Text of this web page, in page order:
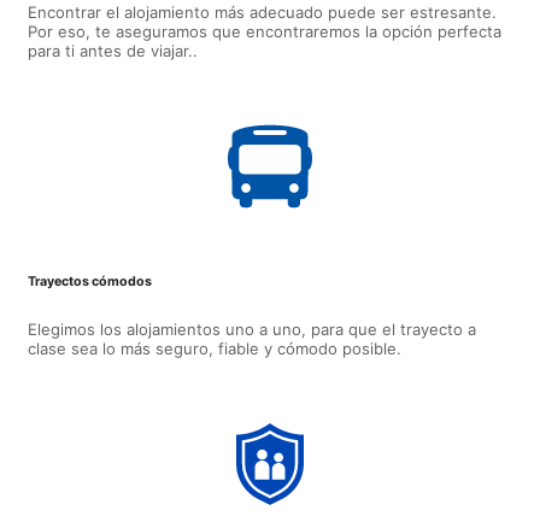
Encontrar el alojamiento más adecuado puede ser estresante.
Por eso, te aseguramos que encontraremos la opción perfecta
para ti antes de viajar..
Trayectos cómodos
Elegimos los alojamientos uno a uno, para que el trayecto a
clase sea lo más seguro, fiable y cómodo posible.